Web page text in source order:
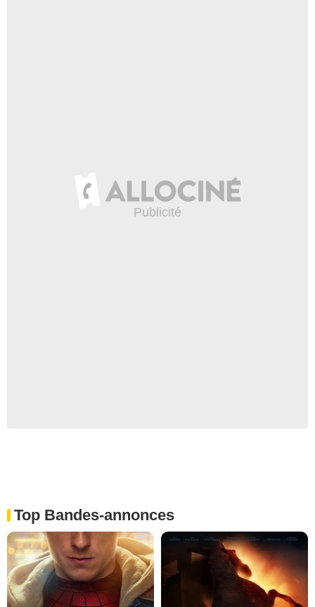
Top Bandes-annonces